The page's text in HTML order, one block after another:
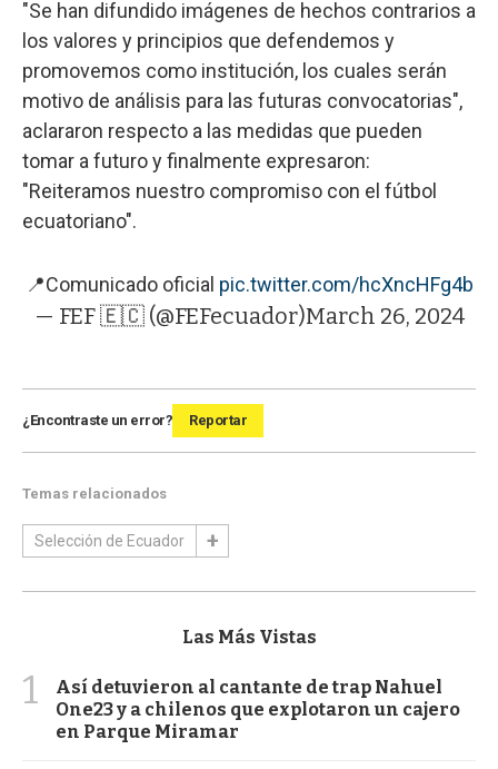
"Se han difundido imágenes de hechos contrarios a
los valores y principios que defendemos y
promovemos como institución, los cuales serán
motivo de análisis para las futuras convocatorias",
aclararon respecto a las medidas que pueden
tomar a futuro y finalmente expresaron:
"Reiteramos nuestro compromiso con el fútbol
ecuatoriano".
📍Comunicado oficial pic.twitter.com/hcXncHFg4b
— FEF 🇪🇨 (@FEFecuador)March 26, 2024
¿Encontraste un error? Reportar
Temas relacionados
Selección de Ecuador
Las Más Vistas
1
Así detuvieron al cantante de trap Nahuel
One23 y a chilenos que explotaron un cajero
en Parque Miramar